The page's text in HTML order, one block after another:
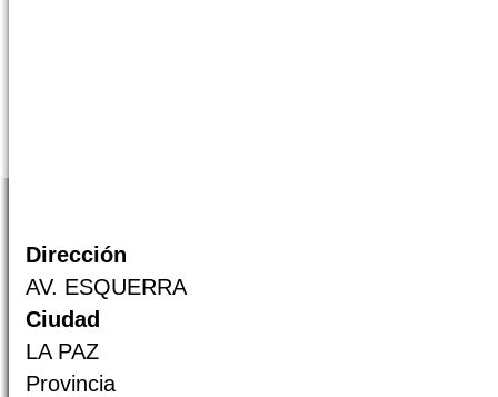
Dirección
AV. ESQUERRA
Ciudad
LA PAZ
Provincia